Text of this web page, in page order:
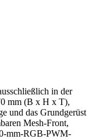
in der
mm (B x H x T),
und das Grundgerüst
Mesh-Front,
mm-RGB-PWM-